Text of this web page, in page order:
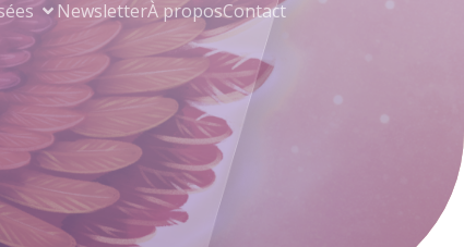
NewsletterÀ proposContact